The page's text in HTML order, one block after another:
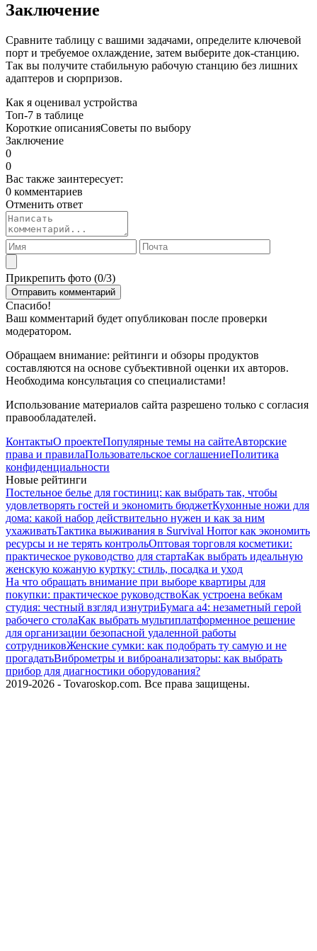
Заключение
Сравните таблицу с вашими задачами, определите ключевой
порт и требуемое охлаждение, затем выберите док‑станцию.
Так вы получите стабильную рабочую станцию без лишних
адаптеров и сюрпризов.
Как я оценивал устройства
Топ‑7 в таблице
Короткие описанияСоветы по выбору
Заключение
0
0
Вас также заинтересует:
0 комментариев
Отменить ответ
Прикрепить фото (0/3)
Спасибо!
Ваш комментарий будет опубликован после проверки
модератором.
Обращаем внимание: рейтинги и обзоры продуктов
составляются на основе субъективной оценки их авторов.
Необходима консультация со специалистами!
Использование материалов сайта разрешено только с согласия
правообладателей.
КонтактыО проектеПопулярные темы на сайтеАвторские
права и правилаПользовательское соглашениеПолитика
конфиденциальности
Новые рейтинги
Постельное белье для гостиниц: как выбрать так, чтобы
удовлетворять гостей и экономить бюджетКухонные ножи для
дома: какой набор действительно нужен и как за ним
ухаживатьТактика выживания в Survival Horror как экономить
ресурсы и не терять контрольОптовая торговля косметики:
практическое руководство для стартаКак выбрать идеальную
женскую кожаную куртку: стиль, посадка и уход
На что обращать внимание при выборе квартиры для
покупки: практическое руководствоКак устроена вебкам
студия: честный взгляд изнутриБумага а4: незаметный герой
рабочего столаКак выбрать мультиплатформенное решение
для организации безопасной удаленной работы
сотрудниковЖенские сумки: как подобрать ту самую и не
прогадатьВиброметры и виброанализаторы: как выбрать
прибор для диагностики оборудования?
2019-2026 - Tovaroskop.com. Все права защищены.